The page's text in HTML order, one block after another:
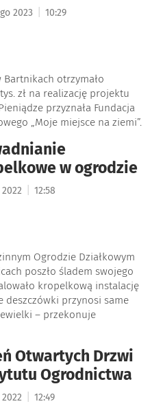
2023 10:29
Bartnikach otrzymało
zł na realizację projektu
przyznała Fundacja
„Moje miejsce na ziemi”.
w ogrodzie
12:58
Ogrodzie Działkowym
poszło śladem swojego
kropelkową instalację
deszczówki przynosi same
– przekonuje
Otwartych Drzwi
Ogrodnictwa
12:49